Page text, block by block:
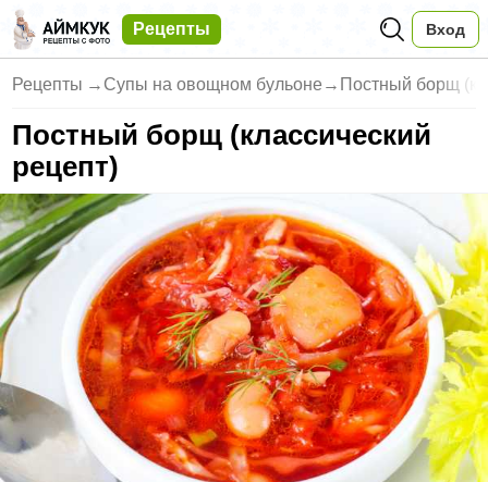
Рецепты Вход
Рецепты → Супы на овощном бульоне → Постный борщ
Постный борщ (классический
рецепт)